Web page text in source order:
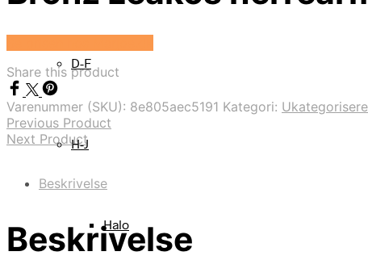
D-F
H-J
Halo
Share this product
Varenummer (SKU): 8e805aec5191 Kategori:
Previous Product
Next Product
Beskrivelse
Beskrivelse